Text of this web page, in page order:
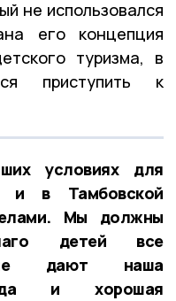
не использовался
его концепция
туризма, в
приступить к
условиях для
и в Тамбовской
Мы должны
детей все
дают наша
и хорошая